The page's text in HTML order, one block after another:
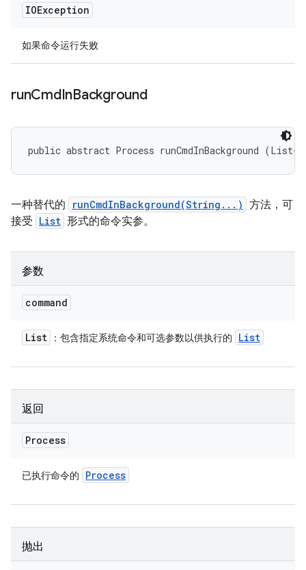
IOException
如果命令运行失败
runCmdInBackground
public abstract Process runCmdInBackground
一种替代的 runCmdInBackground(String...) 方法，可
接受 List 形式的命令实参。
参数
command
List ：包含指定系统命令和可选参数以供执行的 List
返回
Process
已执行命令的 Process
抛出